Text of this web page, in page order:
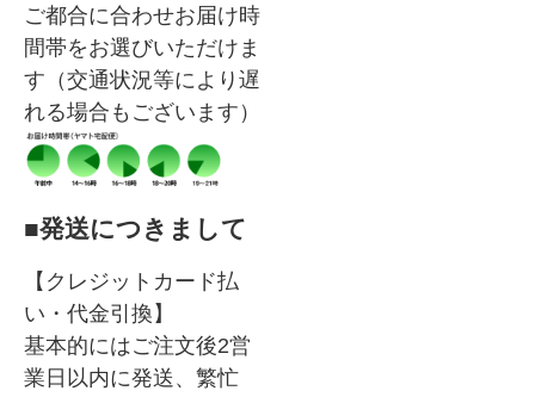
ご都合に合わせお届け時
間帯をお選びいただけま
す（交通状況等により遅
れる場合もございます）
■発送につきまして
【クレジットカード払
い・代金引換】
基本的にはご注文後2営
業日以内に発送、繁忙